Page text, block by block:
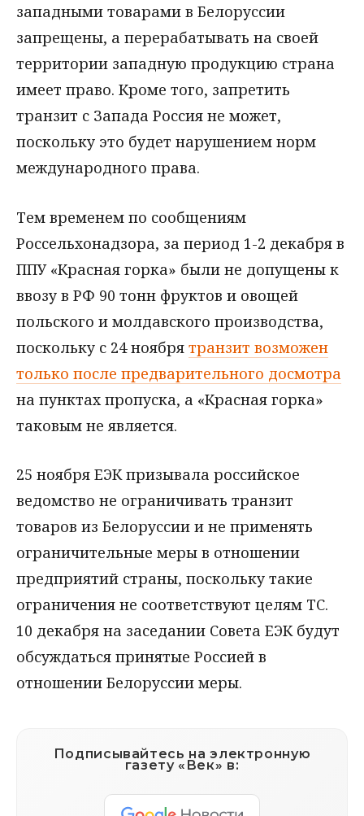
западными товарами в Белоруссии
запрещены, а перерабатывать на своей
территории западную продукцию страна
имеет право. Кроме того, запретить
транзит с Запада Россия не может,
поскольку это будет нарушением норм
международного права.
Тем временем по сообщениям
Россельхонадзора, за период 1-2 декабря в
ППУ «Красная горка» были не допущены к
ввозу в РФ 90 тонн фруктов и овощей
польского и молдавского производства,
поскольку с 24 ноября транзит возможен
только после предварительного досмотра
на пунктах пропуска, а «Красная горка»
таковым не является.
25 ноября ЕЭК призывала российское
ведомство не ограничивать транзит
товаров из Белоруссии и не применять
ограничительные меры в отношении
предприятий страны, поскольку такие
ограничения не соответствуют целям ТС.
10 декабря на заседании Совета ЕЭК будут
обсуждаться принятые Россией в
отношении Белоруссии меры.
Подписывайтесь на электронную
газету «Век» в: